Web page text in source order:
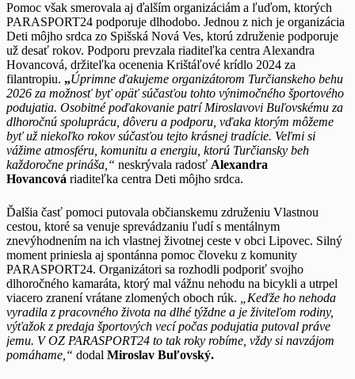
Pomoc však smerovala aj ďalším organizáciám a ľuďom, ktorých
PARASPORT24 podporuje dlhodobo. Jednou z nich je organizácia
Deti môjho srdca zo Spišská Nová Ves, ktorú združenie podporuje
už desať rokov. Podporu prevzala riaditeľka centra Alexandra
Hovancová, držiteľka ocenenia Krištáľové krídlo 2024 za
filantropiu. „Úprimne ďakujeme organizátorom Turčianskeho behu
2026 za možnosť byť opäť súčasťou tohto výnimočného športového
podujatia. Osobitné poďakovanie patrí Miroslavovi Buľovskému za
dlhoročnú spoluprácu, dôveru a podporu, vďaka ktorým môžeme
byť už niekoľko rokov súčasťou tejto krásnej tradície. Veľmi si
vážime atmosféru, komunitu a energiu, ktorú Turčiansky beh
každoročne prináša,“ neskrývala radosť Alexandra
Hovancová riaditeľka centra Deti môjho srdca.
Ďalšia časť pomoci putovala občianskemu združeniu Vlastnou
cestou, ktoré sa venuje sprevádzaniu ľudí s mentálnym
znevýhodnením na ich vlastnej životnej ceste v obci Lipovec. Silný
moment priniesla aj spontánna pomoc človeku z komunity
PARASPORT24. Organizátori sa rozhodli podporiť svojho
dlhoročného kamaráta, ktorý mal vážnu nehodu na bicykli a utrpel
viacero zranení vrátane zlomených oboch rúk.
„Keďže ho nehoda
vyradila z pracovného života na dlhé týždne a je živiteľom rodiny,
výťažok z predaja športových vecí počas podujatia putoval práve
jemu. V OZ PARASPORT24 to tak roky robíme, vždy si navzájom
pomáhame,“ dodal Miroslav Buľovský.